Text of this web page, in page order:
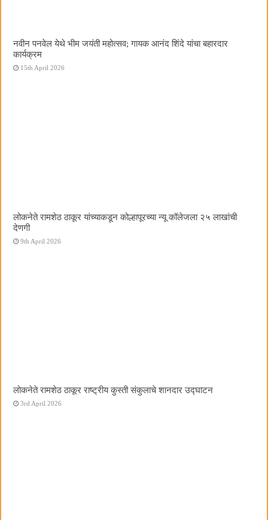
नवीन पनवेल येथे भीम जयंती महोत्सव; गायक आनंद शिंदे यांचा बहारदार
कार्यक्रम
15th April 2026
लोकनेते रामशेठ ठाकूर यांच्याकडून कोल्हापूरच्या न्यू कॉलेजला २५ लाखांची
देणगी
9th April 2026
लोकनेते रामशेठ ठाकूर राष्ट्रीय कुस्ती संकुलाचे शानदार उद्घाटन
3rd April 2026